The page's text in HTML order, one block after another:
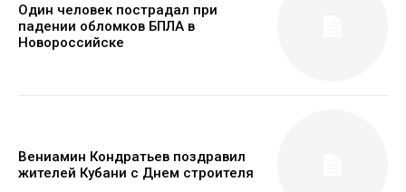
Один человек пострадал при
падении обломков БПЛА в
Новороссийске
Вениамин Кондратьев поздравил
жителей Кубани с Днем строителя